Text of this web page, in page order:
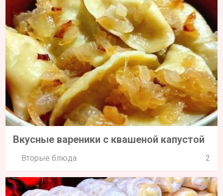
Вкусные вареники с квашеной капустой
Вторые блюда 2